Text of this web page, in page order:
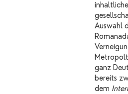
Auswahl
ganz
bereits
dem